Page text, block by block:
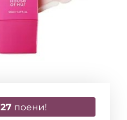
27 поени!